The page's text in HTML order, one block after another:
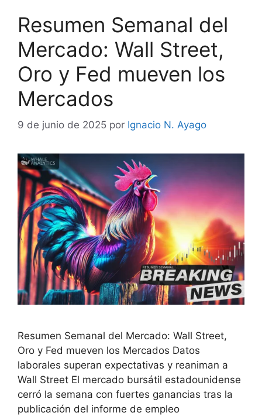
Resumen Semanal del
Mercado: Wall Street,
Oro y Fed mueven los
Mercados
9 de junio de 2025 por Ignacio N. Ayago
Resumen Semanal del Mercado: Wall Street,
Oro y Fed mueven los Mercados Datos
laborales superan expectativas y reaniman a
Wall Street El mercado bursátil estadounidense
cerró la semana con fuertes ganancias tras la
publicación del informe de empleo